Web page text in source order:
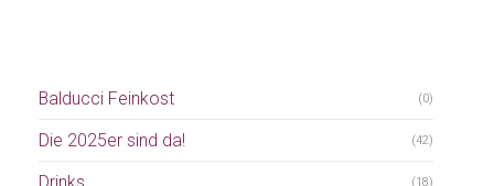
Balducci Feinkost (0)
Die 2025er sind da! (42)
(18)